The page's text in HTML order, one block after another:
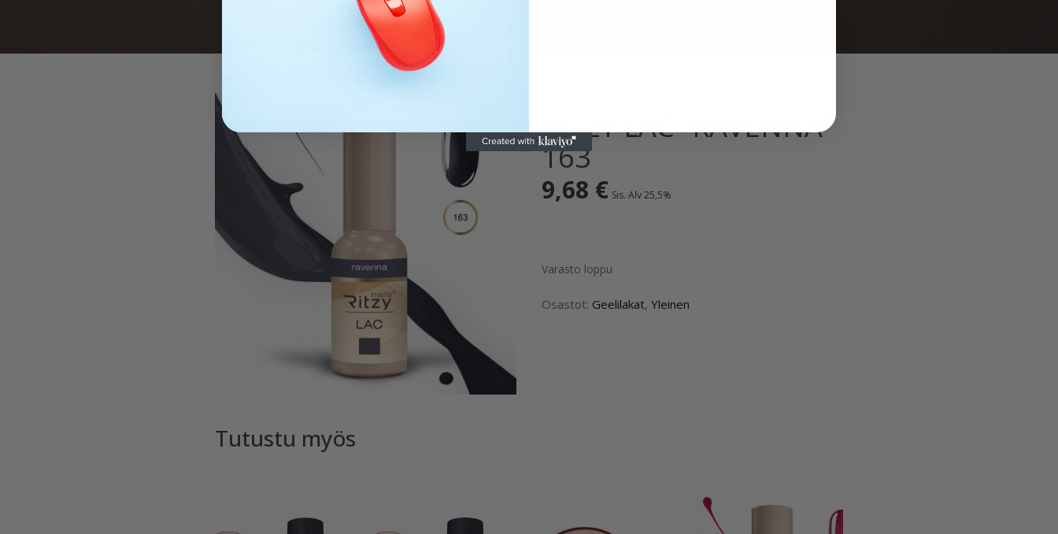
RITZY LAC “RAVENNA”
163
9,68 € Sis. Alv 25,5%
Varasto loppu
Osastot: Geelilakat, Yleinen
Tutustu myös